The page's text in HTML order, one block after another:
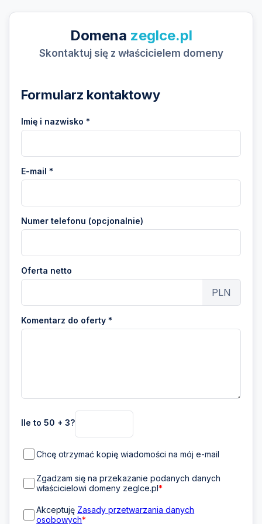
Domena zeglce.pl
Skontaktuj się z właścicielem domeny
Formularz kontaktowy
Imię i nazwisko *
E-mail *
Numer telefonu (opcjonalnie)
Oferta netto
PLN
Komentarz do oferty *
Ile to 50 + 3?
Chcę otrzymać kopię wiadomości na mój e-mail
Zgadzam się na przekazanie podanych danych
właścicielowi domeny zeglce.pl*
Akceptuję Zasady przetwarzania danych
osobowych*